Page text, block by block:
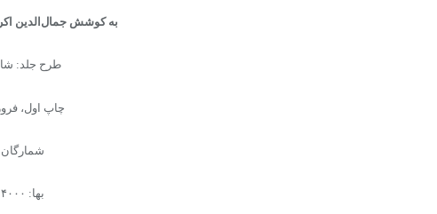
به کوشش جمال‌الدین
طرح جلد:
چاپ اول،
شمارگان:
بها: ۴۰۰۰ تومان